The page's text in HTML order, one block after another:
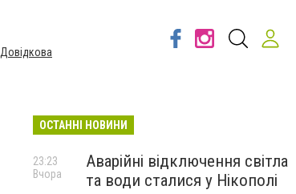
Довідкова
ОСТАННІ НОВИНИ
Аварійні відключення світла
та води сталися у Нікополі
23:23
Вчора